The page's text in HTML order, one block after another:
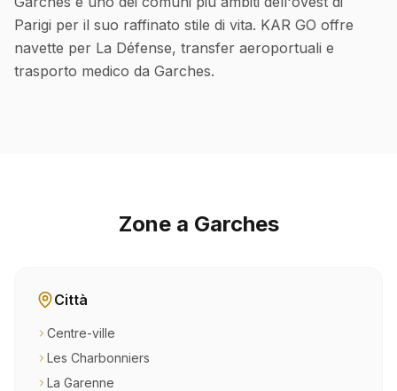
Parigi per il suo raffinato stile di vita. KAR GO offre
navette per La Défense, transfer aeroportuali e
trasporto medico da Garches.
Zone a Garches
Città
Centre-ville
Les Charbonniers
La Garenne